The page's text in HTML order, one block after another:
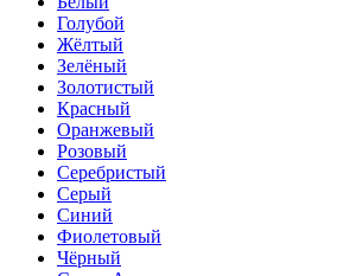
Голубой
Жёлтый
Зелёный
Золотистый
Красный
Оранжевый
Розовый
Серебристый
Серый
Синий
Фиолетовый
Чёрный